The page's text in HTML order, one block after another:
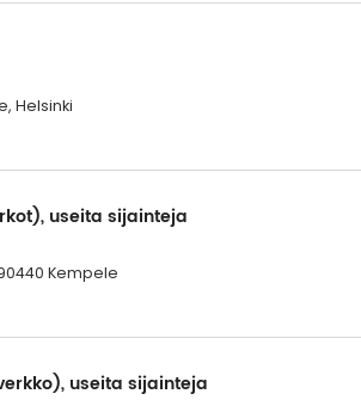
Helsinki
useita sijainteja
Kempele
useita sijainteja